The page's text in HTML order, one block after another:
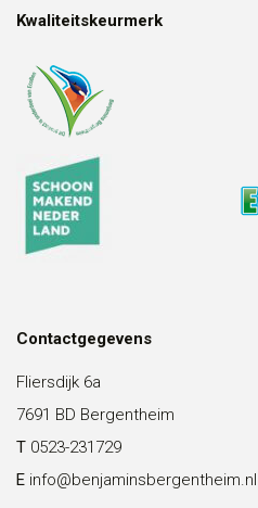
Kwaliteitskeurmerk
Contactgegevens
Fliersdijk 6a
7691 BD Bergentheim
T 0523-231729
E info@benjaminsbergentheim.nl